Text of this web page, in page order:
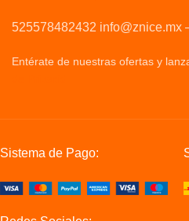
525578482432 info@znice.mx
Entérate de nuestras ofertas y
Sistema de Pago: